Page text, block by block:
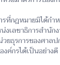
กฎหมายมิได้กำห
งเลขาธิการสำนั
ยธุรการของศาล
ค์กรได้เป็นอย่างดี